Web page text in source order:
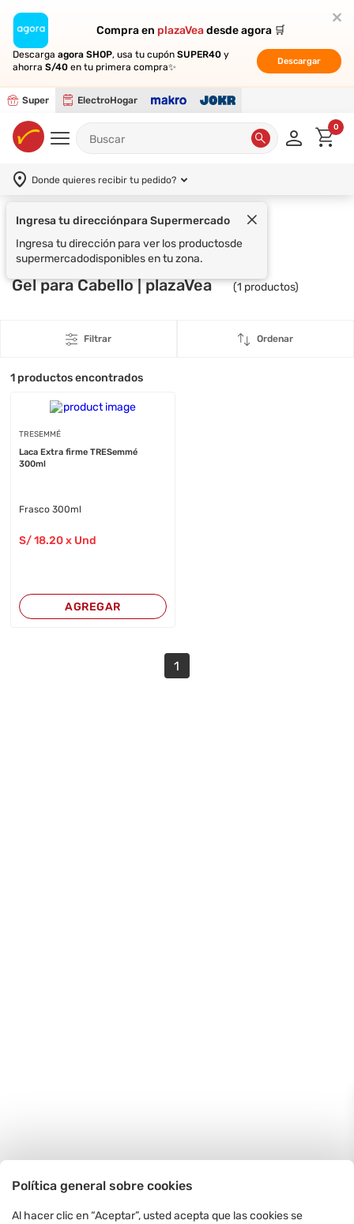
Compra en plazaVeadesde agora 🛒
Descarga agora SHOP, usa tu cupón SUPER40 y
ahorra S/40 en tu primera compra✨
Descargar
Super ElectroHogar
Compra en plazaVeadesde agora 🛒
Descarga agora SHOP, usa tu cupón SUPER40 y
ahorra S/40 en tu primera compra✨
Descargar
0
Donde quieres recibir tu pedido?
Supermercado TRESEMMÉ
Gel para Cabello | plazaVea (1 productos)
Filtrar Ordenar
1 productos encontrados
TRESEMMÉ
Laca Extra firme TRESemmé
300ml
Frasco 300ml
S/18.20 x Und
AGREGAR
1
Política general sobre cookies
Al hacer clic en “Aceptar”, usted acepta que las cookies se